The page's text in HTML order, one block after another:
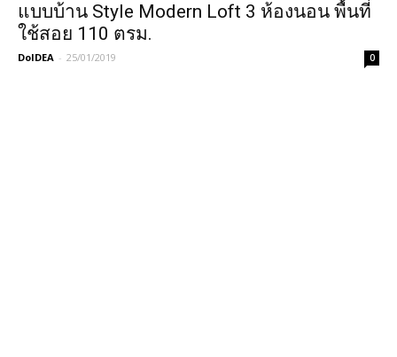
แบบบ้าน Style Modern Loft 3 ห้องนอน พื้นที่
ใช้สอย 110 ตรม.
DoIDEA - 25/01/2019 0